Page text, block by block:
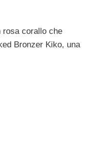
rosa corallo che
Bronzer Kiko, una